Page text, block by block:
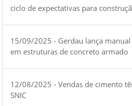
ciclo de expectativas para
15/09/2025 - Gerdau lança
em estruturas de concreto armado
12/08/2025 - Vendas de cimento
SNIC